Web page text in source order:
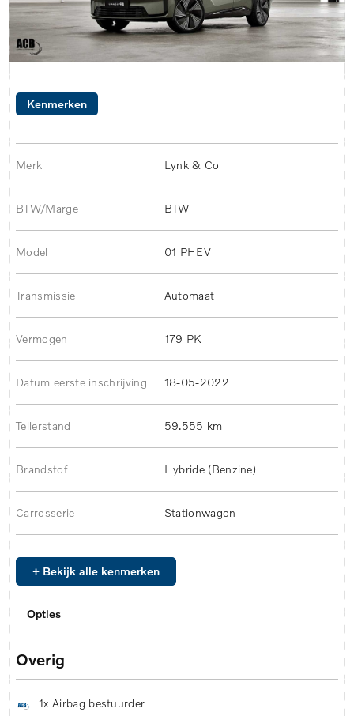
Kenmerken
Merk Lynk & Co
BTW/Marge BTW
Model 01 PHEV
Transmissie Automaat
Vermogen 179 PK
Datum eerste inschrijving 18-05-2022
Tellerstand 59.555 km
Brandstof Hybride (Benzine)
Carrosserie Stationwagon
+ Bekijk alle kenmerken
Opties
Overig
1x Airbag bestuurder